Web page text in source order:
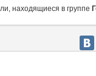
находящиеся в группе